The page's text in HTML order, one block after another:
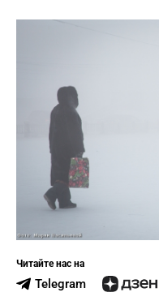
Читайте нас на
Telegram